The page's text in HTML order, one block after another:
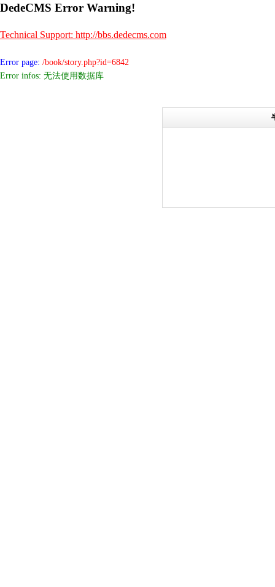
DedeCMS Error Warning!
Technical Support: http://bbs.dedecms.com
Error page: /book/story.php?id=6842
Error infos: 无法使用数据库